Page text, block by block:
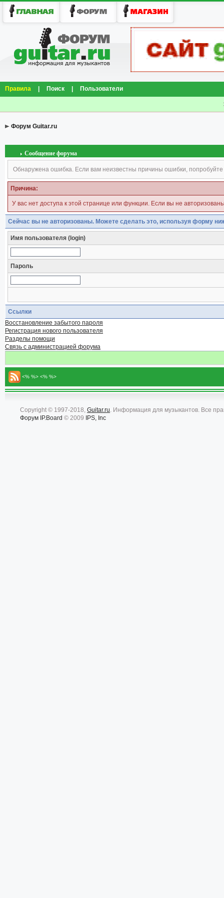
Правила Поиск Пользователи
Форум Guitar.ru
Сообщение форума
Обнаружена ошибка. Если вам неизвестны причины ошибки, попробуйте
Причина:
У вас нет доступа к этой странице или функции. Если вы не
Сейчас вы не авторизованы. Можете сделать это, используя форму
Имя пользователя (login)
Пароль
Ссылки
Восстановление забытого пароля
Регистрация нового пользователя
Разделы помощи
Связь с администрацией форума
<% %> <% %>
Copyright © 1997-2018, Guitar.ru. Информация для музыкантов. Все
Форум IP.Board © 2009 IPS, Inc